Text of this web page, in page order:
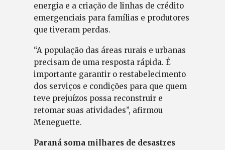
energia e a criação de linhas de crédito
emergenciais para famílias e produtores
que tiveram perdas.
“A população das áreas rurais e urbanas
precisam de uma resposta rápida. É
importante garantir o restabelecimento
dos serviços e condições para que quem
teve prejuízos possa reconstruir e
retomar suas atividades”, afirmou
Meneguette.
Paraná soma milhares de desastres